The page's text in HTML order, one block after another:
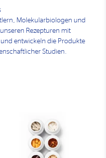
Molekularbiologen und
Rezepturen mit
entwickeln die Produkte
Studien.